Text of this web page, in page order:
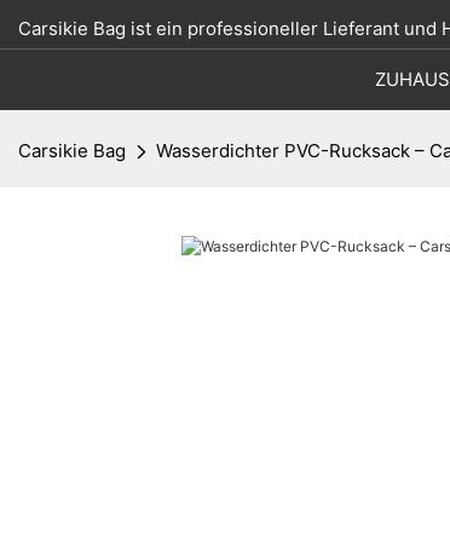
Carsikie Bag ist ein professioneller Lieferant und
Carsikie Bag Wasserdichter PVC-Rucksack –